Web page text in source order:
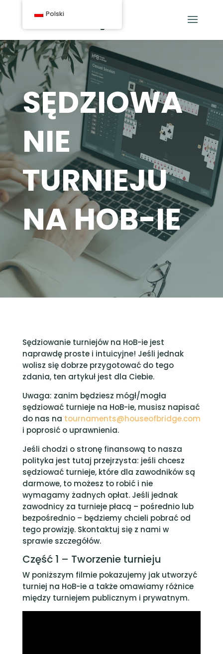
SĘDZIOWA
NIE
TURNIEJU
NA HOB-IE
Sędziowanie turniejów na HoB-ie jest
naprawdę proste i intuicyjne! Jeśli jednak
wolisz się dobrze przygotować do tego
zdania, ten artykuł jest dla Ciebie.
Uwaga: zanim będziesz mógł/mogła
sędziować turnieje na HoB-ie, musisz napisać
do nas na tournaments@houseofbridge.com
i poprosić o uprawnienia.
Jeśli chodzi o stronę finansową to nasza
polityka jest tutaj przejrzysta: jeśli chcesz
sędziować turnieje, które dla zawodników są
darmowe, to możesz to robić i nie
wymagamy żadnych opłat. Jeśli jednak
zawodnicy za turnieje płacą – pośrednio lub
bezpośrednio – będziemy chcieli pobrać od
tego prowizję. Skontaktuj się z nami w
sprawie szczegółów.
Część 1 – Tworzenie turnieju
W poniższym filmie pokazujemy jak utworzyć
turniej na HoB-ie a także omawiamy różnice
między turniejem publicznym i prywatnym.
Polski